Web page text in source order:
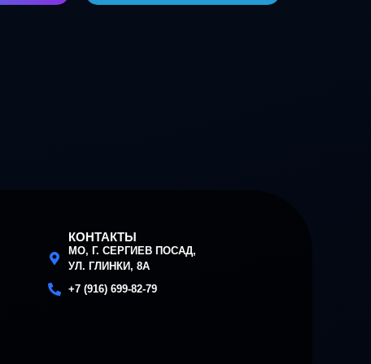
КОНТАКТЫ
МО, Г. СЕРГИЕВ ПОСАД,
УЛ. ГЛИНКИ, 8А
+7 (916) 699-82-79